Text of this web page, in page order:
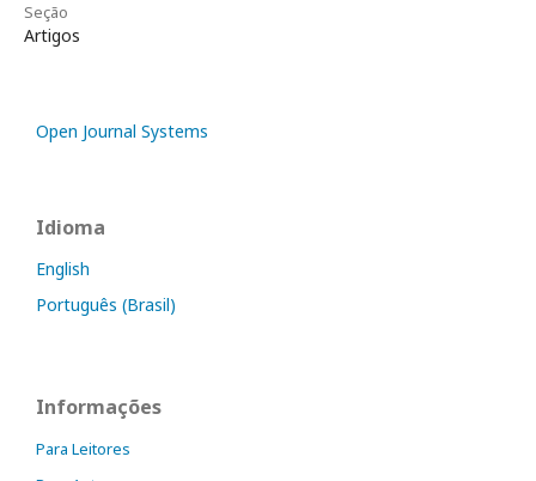
Seção
Artigos
Open Journal Systems
Idioma
English
Português (Brasil)
Informações
Para Leitores